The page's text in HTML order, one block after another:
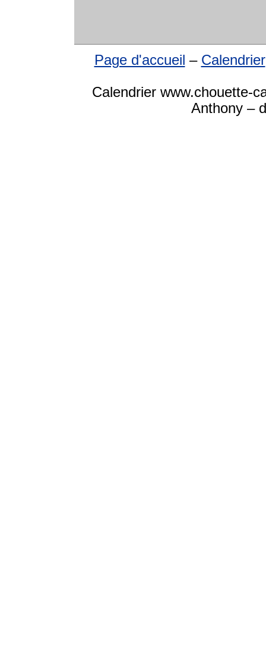
Page d'accueil – Calendrier
Calendrier www.chouette-
Anthony –